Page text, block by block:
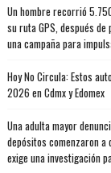
Un hombre recorrió
su ruta GPS, después
una campaña para
Hoy No Circula: Estos
2026 en Cdmx y Edomex
Una adulta mayor
depósitos comenzaron
exige una investigación